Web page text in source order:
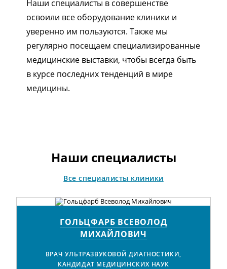
Наши специалисты в совершенстве
освоили все оборудование клиники и
уверенно им пользуются. Также мы
регулярно посещаем специализированные
медицинские выставки, чтобы всегда быть
в курсе последних тенденций в мире
медицины.
1/5
Наши специалисты
Все специалисты клиники
ГОЛЬЦФАРБ ВСЕВОЛОД
МИХАЙЛОВИЧ
ВРАЧ УЛЬТРАЗВУКОВОЙ ДИАГНОСТИКИ,
КАНДИДАТ МЕДИЦИНСКИХ НАУК